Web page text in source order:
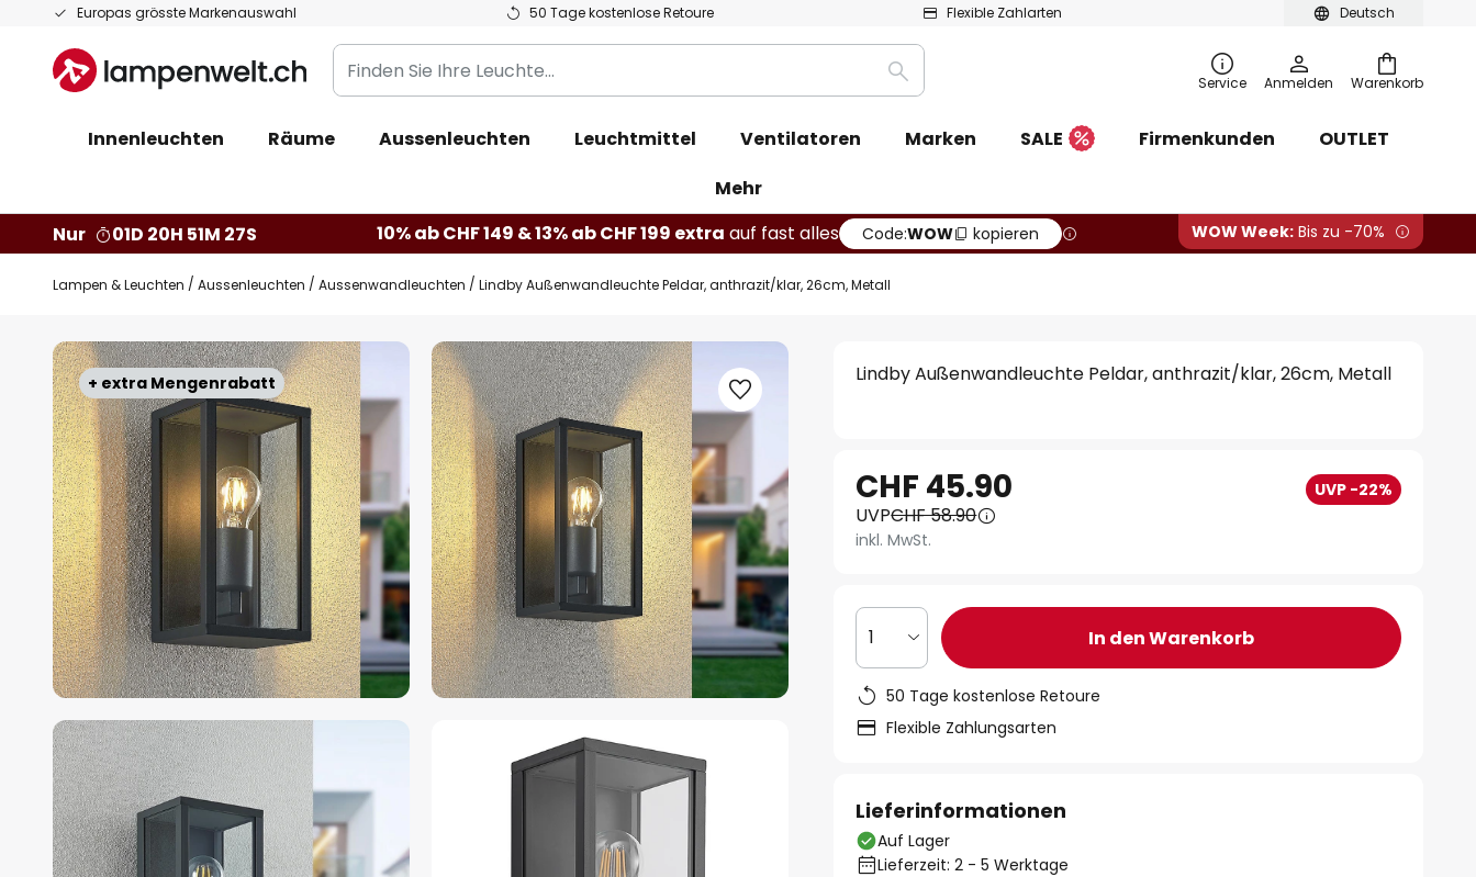
Deutsch
Europas grösste Markenauswahl 50 Tage kostenlose Retoure Flexible Zahlarten
Zum
springen
Warenkorb
Finden
Sie
Leuchte...
Suche Service Anmelden
Innenleuchten Räume Aussenleuchten Leuchtmittel Ventilatoren Marken SALE Firmenkunden
OUTLET
Mehr
Nur
01D 20H 51M 26S 10% ab CHF 149 & 13% ab CHF 199 extra auf fast alles Code:WOW kopieren WOW Week: Bis zu -70%
Lampen & Leuchten Aussenleuchten Aussenwandleuchten Lindby Außenwandleuchte Peldar, anthrazit/klar, 26cm, Metall
+ extra Mengenrabatt
Zum
Ende
der
Bildgalerie
springen
Lindby Außenwandleuchte Peldar, anthrazit/klar, 26cm, Metall
CHF 45.90 UVP -22%
UVPCHF 58.90
inkl. MwSt.
1 In den Warenkorb
50 Tage kostenlose Retoure
Flexible Zahlungsarten
Lieferinformationen
Auf Lager
Lieferzeit: 2 - 5 Werktage